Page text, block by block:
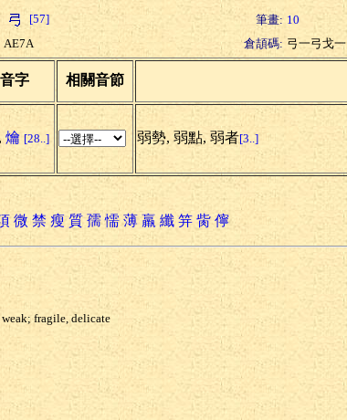
[57] 筆畫: 10
AE7A 倉頡碼: 弓一弓戈一
字 相關音節
, 爚 [28..] 弱勢, 弱點, 弱者[3..]
微 禁 瘦 質 孺 懦 薄 羸 纖 笄 胔 儜
weak; fragile, delicate